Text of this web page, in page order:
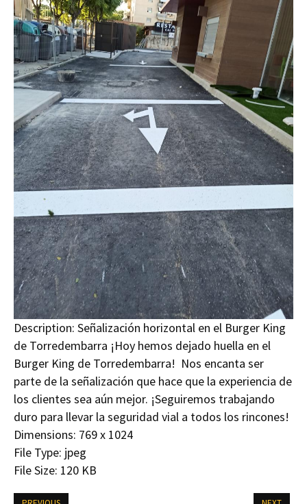
Description: Señalización horizontal en el Burger King
de Torredembarra ¡Hoy hemos dejado huella en el
Burger King de Torredembarra! Nos encanta ser
parte de la señalización que hace que la experiencia de
los clientes sea aún mejor. ¡Seguiremos trabajando
duro para llevar la seguridad vial a todos los rincones!
Dimensions: 769 x 1024
File Type: jpeg
File Size: 120 KB